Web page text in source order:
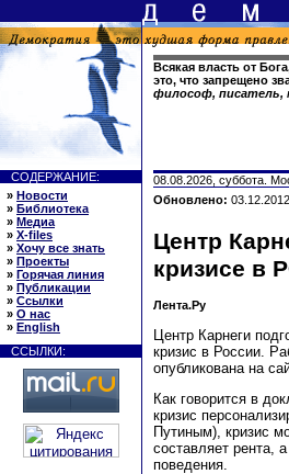
Всякая власть от
это, что запрещено
философ, писатель,
СОДЕРЖАНИЕ:
» Новости
» Библиотека
» Медиа
» X-files
» Хочу все знать
» Проекты
» Горячая линия
» Публикации
» Ссылки
» О нас
» English
ССЫЛКИ:
08.08.2026, суббота.
Обновлено: 03.12.2012
Центр
кризисе в
Лента.Ру
Центр Карнеги
кризис в России.
опубликована на
Как говорится в
кризис
Путиным), кризис
составляет рента,
поведения.